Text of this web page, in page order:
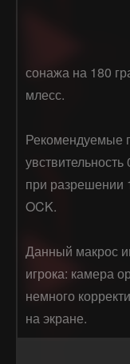
сонажа на 180
млесс.
Рекомендуемые
при разрешении
OCK.
Данный макрос
игрока: камера
немного
на экране.